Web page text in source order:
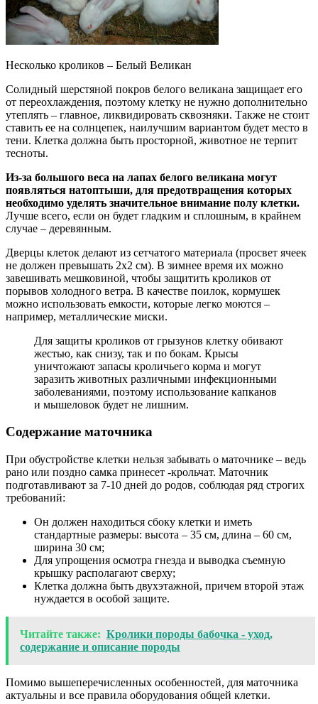
Несколько кроликов – Белый Великан
Солидный шерстяной покров белого великана защищает его
от переохлаждения, поэтому клетку не нужно дополнительно
утеплять – главное, ликвидировать сквозняки. Также не стоит
ставить ее на солнцепек, наилучшим вариантом будет место в
тени. Клетка должна быть просторной, животное не терпит
тесноты.
Из-за большого веса на лапах белого великана могут
появляться натоптыши, для предотвращения которых
необходимо уделять значительное внимание полу клетки.
Лучше всего, если он будет гладким и сплошным, в крайнем
случае – деревянным.
Дверцы клеток делают из сетчатого материала (просвет ячеек
не должен превышать 2х2 см). В зимнее время их можно
завешивать мешковиной, чтобы защитить кроликов от
порывов холодного ветра. В качестве поилок, кормушек
можно использовать емкости, которые легко моются –
например, металлические миски.
Для защиты кроликов от грызунов клетку обивают
жестью, как снизу, так и по бокам. Крысы
уничтожают запасы кроличьего корма и могут
заразить животных различными инфекционными
заболеваниями, поэтому использование капканов
и мышеловок будет не лишним.
Содержание маточника
При обустройстве клетки нельзя забывать о маточнике – ведь
рано или поздно самка принесет -крольчат. Маточник
подготавливают за 7-10 дней до родов, соблюдая ряд строгих
требований:
Он должен находиться сбоку клетки и иметь
стандартные размеры: высота – 35 см, длина – 60 см,
ширина 30 см;
Для упрощения осмотра гнезда и выводка съемную
крышку располагают сверху;
Клетка должна быть двухэтажной, причем второй этаж
нуждается в особой защите.
Читайте также: Кролики породы бабочка - уход,
содержание и описание породы
Помимо вышеперечисленных особенностей, для маточника
актуальны и все правила оборудования общей клетки.